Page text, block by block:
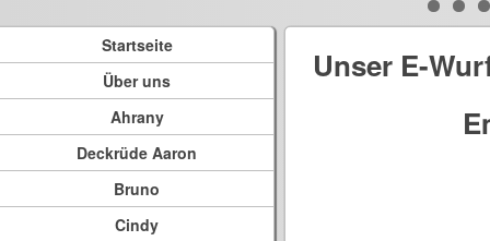
Startseite
Über uns
Ahrany
Deckrüde Aaron
Bruno
Cindy
Unser E-